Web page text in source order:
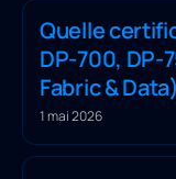
Quelle
DP-700,
Fabric &
1 mai 2026